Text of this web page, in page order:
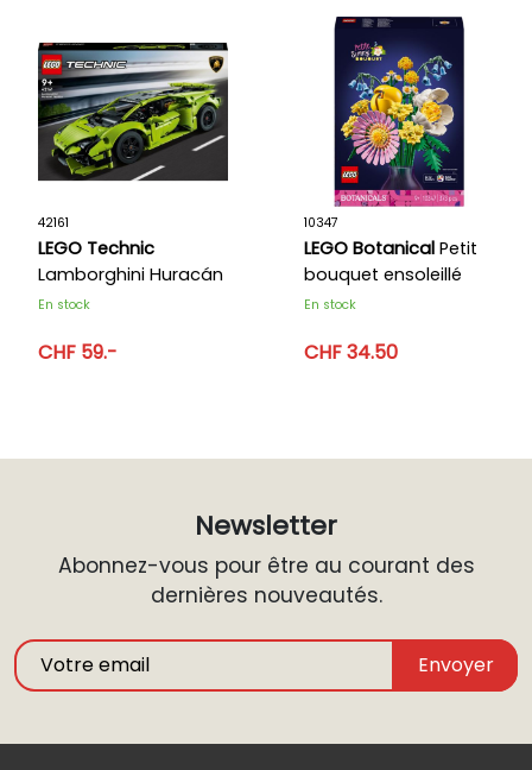
42161
LEGO Technic
Lamborghini Huracán
Tecnica
En stock
CHF 59.-
10347
LEGO Botanical Petit
bouquet ensoleillé
En stock
CHF 34.50
Newsletter
Abonnez-vous pour être au courant des
dernières nouveautés.
Envoyer